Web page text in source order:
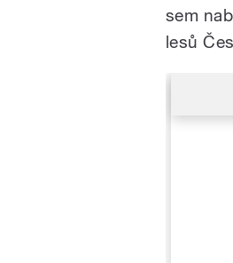
sem
lesů